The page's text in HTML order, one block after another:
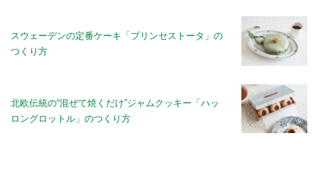
スウェーデンの定番ケーキ「プリンセストータ」の
つくり方
北欧伝統の“混ぜて焼くだけ”ジャムクッキー「ハッ
ロングロットル」のつくり方